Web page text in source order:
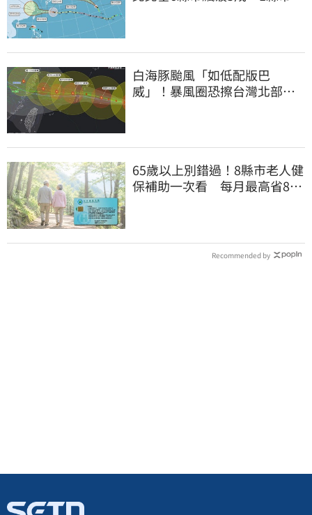
白海豚颱風「如低配版巴
威」！暴風圈恐擦台灣北部近
65歲以上別錯過！8縣市老人健
保補助一次看 每月最高省826
Recommended by